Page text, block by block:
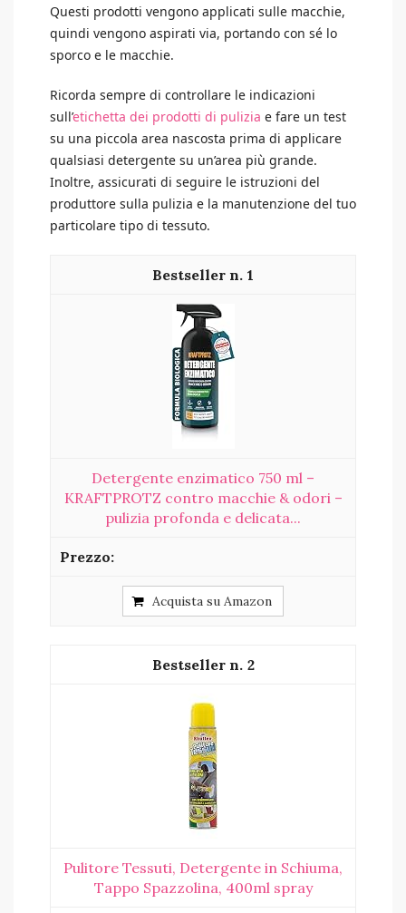
Questi prodotti vengono applicati sulle macchie,
quindi vengono aspirati via, portando con sé lo
sporco e le macchie.
Ricorda sempre di controllare le indicazioni
sull’etichetta dei prodotti di pulizia e fare un test
su una piccola area nascosta prima di applicare
qualsiasi detergente su un’area più grande.
Inoltre, assicurati di seguire le istruzioni del
produttore sulla pulizia e la manutenzione del tuo
particolare tipo di tessuto.
1
Detergente enzimatico 750 ml –
KRAFTPROTZ contro macchie & odori –
pulizia profonda e delicata...
Acquista su Amazon
2
Pulitore Tessuti, Detergente in Schiuma,
Tappo Spazzolina, 400ml spray